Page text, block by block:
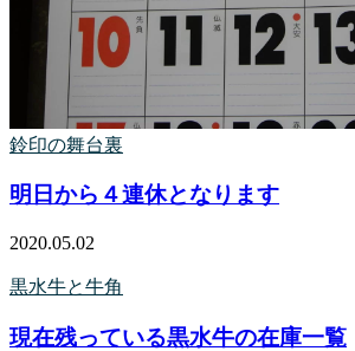
鈴印の舞台裏
明日から４連休となります
2020.05.02
黒水牛と牛角
現在残っている黒水牛の在庫一覧